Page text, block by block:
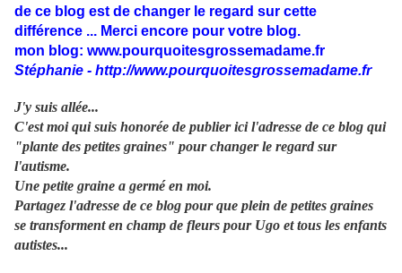
de ce blog est de changer le regard sur cette
différence ... Merci encore pour votre blog.
mon blog: www.pourquoitesgrossemadame.fr
Stéphanie - http://www.pourquoitesgrossemadame.fr
J'y suis allée...
C'est moi qui suis honorée de publier ici l'adresse de ce blog qui
"plante des petites graines" pour changer le regard sur
l'autisme.
Une petite graine a germé en moi.
Partagez l'adresse de ce blog pour que plein de petites graines
se transforment en champ de fleurs pour Ugo et tous les enfants
autistes...